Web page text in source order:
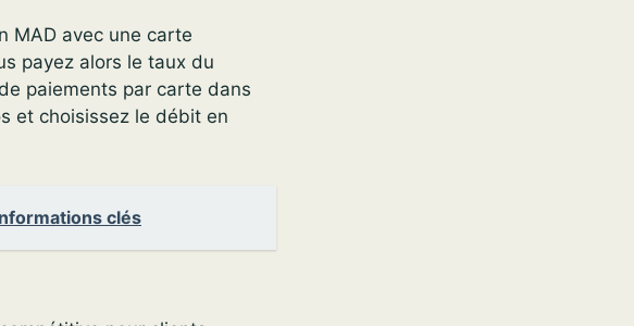
MAD avec une carte
payez alors le taux du
paiements par carte dans
et choisissez le débit en
clés